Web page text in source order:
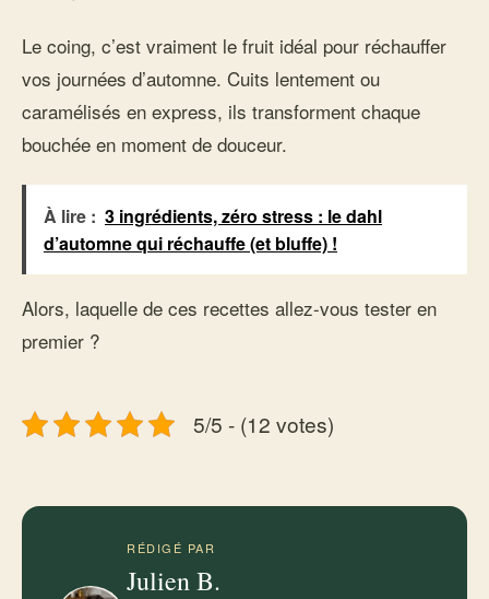
Le coing, c’est vraiment le fruit idéal pour réchauffer
vos journées d’automne. Cuits lentement ou
caramélisés en express, ils transforment chaque
bouchée en moment de douceur.
À lire : 3 ingrédients, zéro stress : le dahl
d’automne qui réchauffe (et bluffe) !
Alors, laquelle de ces recettes allez-vous tester en
premier ?
5/5 - (12 votes)
RÉDIGÉ PAR
Julien B.